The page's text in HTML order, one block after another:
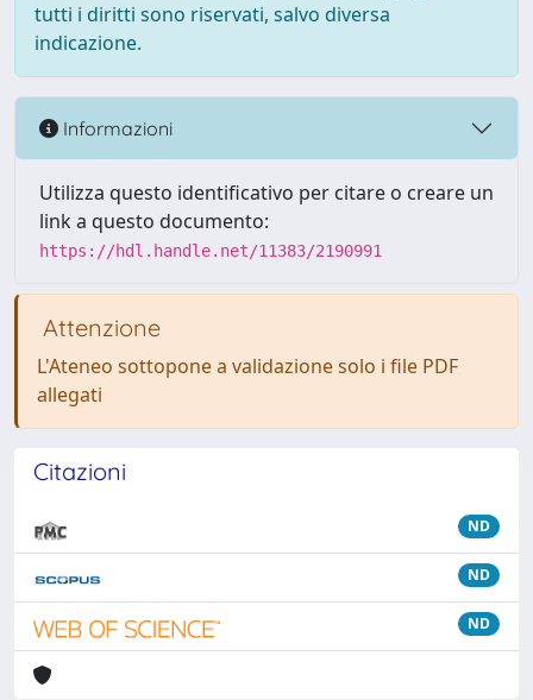
tutti i diritti sono riservati, salvo diversa
indicazione.
Informazioni
Utilizza questo identificativo per citare o creare un
link a questo documento:
https://hdl.handle.net/11383/2190991
Attenzione
L'Ateneo sottopone a validazione solo i file PDF
allegati
Citazioni
ND
ND
ND